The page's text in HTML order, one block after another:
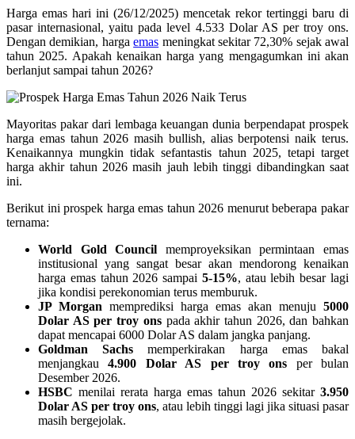
Harga emas hari ini (26/12/2025) mencetak rekor tertinggi baru di
pasar internasional, yaitu pada level 4.533 Dolar AS per troy ons.
Dengan demikian, hargaemas meningkat sekitar 72,30% sejak awal
tahun 2025. Apakah kenaikan harga yang mengagumkan ini akan
berlanjut sampai tahun 2026?
Mayoritas pakar dari lembaga keuangan dunia berpendapat prospek
harga emas tahun 2026 masih bullish, alias berpotensi naik terus.
Kenaikannya mungkin tidak sefantastis tahun 2025, tetapi target
harga akhir tahun 2026 masih jauh lebih tinggi dibandingkan saat
ini.
Berikut ini prospek harga emas tahun 2026 menurut beberapa pakar
ternama:
World Gold Council memproyeksikan permintaan emas
institusional yang sangat besar akan mendorong kenaikan
harga emas tahun 2026 sampai 5-15%, atau lebih besar lagi
jika kondisi perekonomian terus memburuk.
JP Morgan memprediksi harga emas akan menuju 5000
Dolar AS per troy onspada akhir tahun 2026, dan bahkan
dapat mencapai 6000 Dolar AS dalam jangka panjang.
Goldman Sachs memperkirakan harga emas bakal
menjangkau4.900 Dolar AS per troy ons per bulan
Desember 2026.
HSBC menilai rerata harga emas tahun 2026 sekitar 3.950
Dolar AS per troy ons, atau lebih tinggi lagi jika situasi pasar
masih bergejolak.